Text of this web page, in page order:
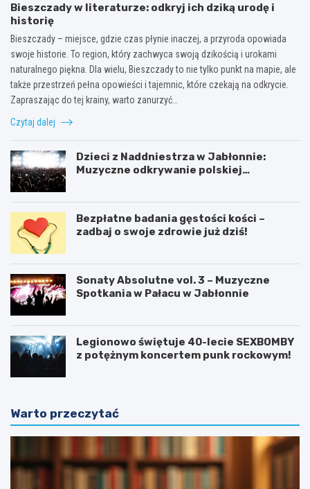
Bieszczady w literaturze: odkryj ich dziką urodę i
historię
Bieszczady – miejsce, gdzie czas płynie inaczej, a przyroda opowiada
swoje historie. To region, który zachwyca swoją dzikością i urokami
naturalnego piękna. Dla wielu, Bieszczady to nie tylko punkt na mapie, ale
także przestrzeń pełna opowieści i tajemnic, które czekają na odkrycie.
Zapraszając do tej krainy, warto zanurzyć…
Czytaj dalej
Dzieci z Naddniestrza w Jabłonnie:
Muzyczne odkrywanie polskiej
Bezpłatne badania gęstości kości –
zadbaj o swoje zdrowie już dziś!
Sonaty Absolutne vol. 3 – Muzyczne
Spotkania w Pałacu w Jabłonnie
Legionowo świętuje 40-lecie SEXBOMBY
z potężnym koncertem punk rockowym!
Warto przeczytać